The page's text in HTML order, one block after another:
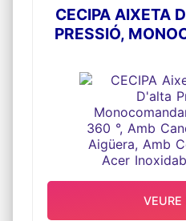
CECIPA AIXETA
PRESSIÓ,
PER A AIGÜERA,
G3/8, ACER
VEURE